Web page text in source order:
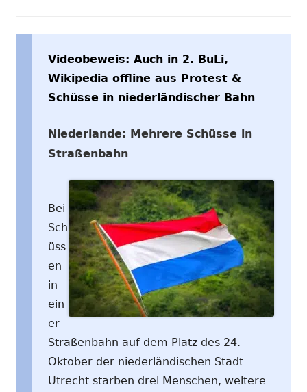
Videobeweis: Auch in 2. BuLi,
Wikipedia offline aus Protest &
Schüsse in niederländischer Bahn
Niederlande: Mehrere Schüsse in
Straßenbahn
Bei
Sch
üss
en
in
ein
er
Straßenbahn auf dem Platz des 24.
Oktober der niederländischen Stadt
Utrecht starben drei Menschen, weitere